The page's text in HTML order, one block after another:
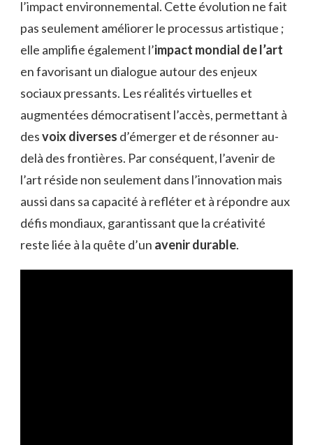
l’impact environnemental. Cette évolution ne fait
pas seulement améliorer le processus artistique ;
elle amplifie également l’impact mondial de l’art
en favorisant un dialogue autour des enjeux
sociaux pressants. Les réalités virtuelles et
augmentées démocratisent l’accès, permettant à
desvoix diverses d’émerger et de résonner au-
delà des frontières. Par conséquent, l’avenir de
l’art réside non seulement dans l’innovation mais
aussi dans sa capacité à refléter et à répondre aux
défis mondiaux, garantissant que la créativité
reste liée à la quête d’un avenir durable.